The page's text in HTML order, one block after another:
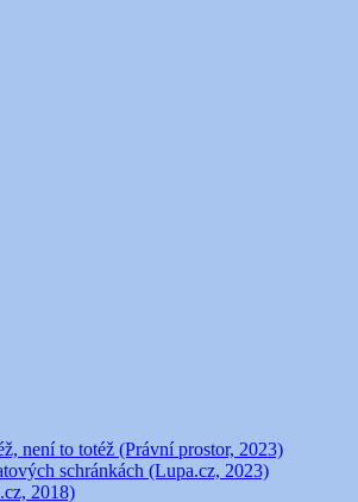
není to totéž (Právní prostor, 2023)
schránkách (Lupa.cz, 2023)
2018)